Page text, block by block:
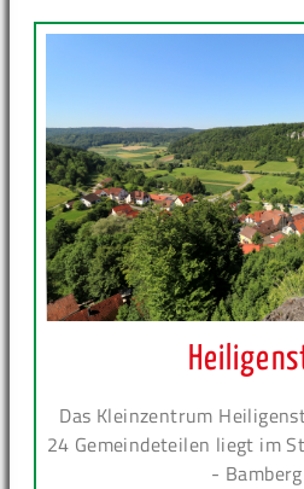
Das Kleinzentrum
24 Gemeindeteilen liegt im
-